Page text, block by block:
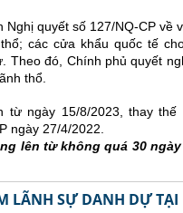
quyết số 127/NQ-CP về
các cửa khẩu quốc tế
Theo đó, Chính phủ quyết
thổ.
ngày 15/8/2023, thay thế
ngày 27/4/2022.
lên từ không quá 30
LÃNH SỰ DANH DỰ